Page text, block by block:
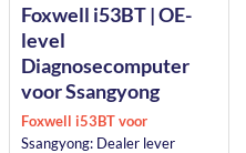
Foxwell i53BT | OE-
level
Diagnosecomputer
voor Ssangyong
Foxwell i53BT voor
Ssangyong: Dealer lever